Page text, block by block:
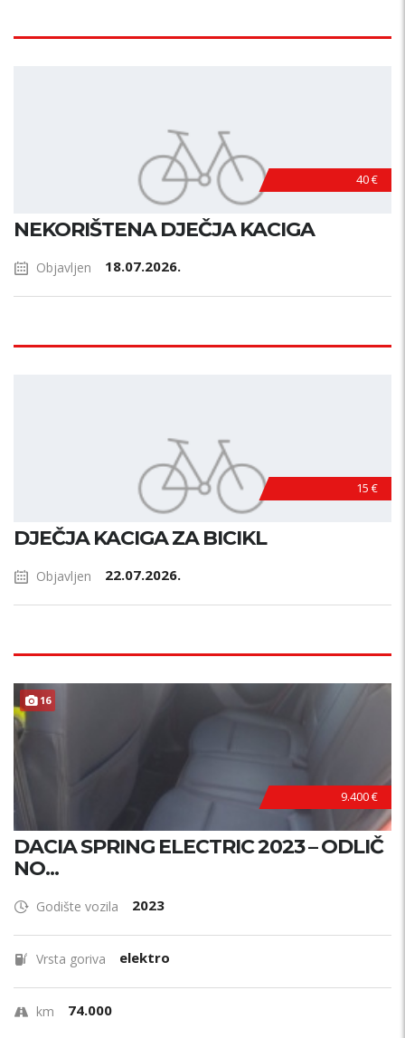
40 €
NEKORIŠTENA DJEČJA KACIGA
Objavljen 18.07.2026.
15 €
DJEČJA KACIGA ZA BICIKL
Objavljen 22.07.2026.
16
9.400 €
DACIA SPRING ELECTRIC 2023 – ODLIČ
NO...
Godište vozila 2023
Vrsta goriva elektro
km 74.000